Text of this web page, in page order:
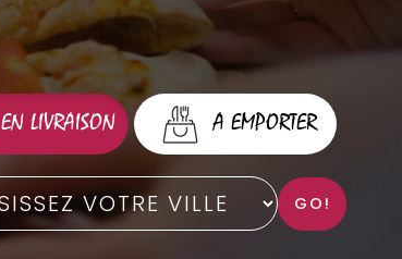
EN LIVRAISON A EMPORTER
GO!